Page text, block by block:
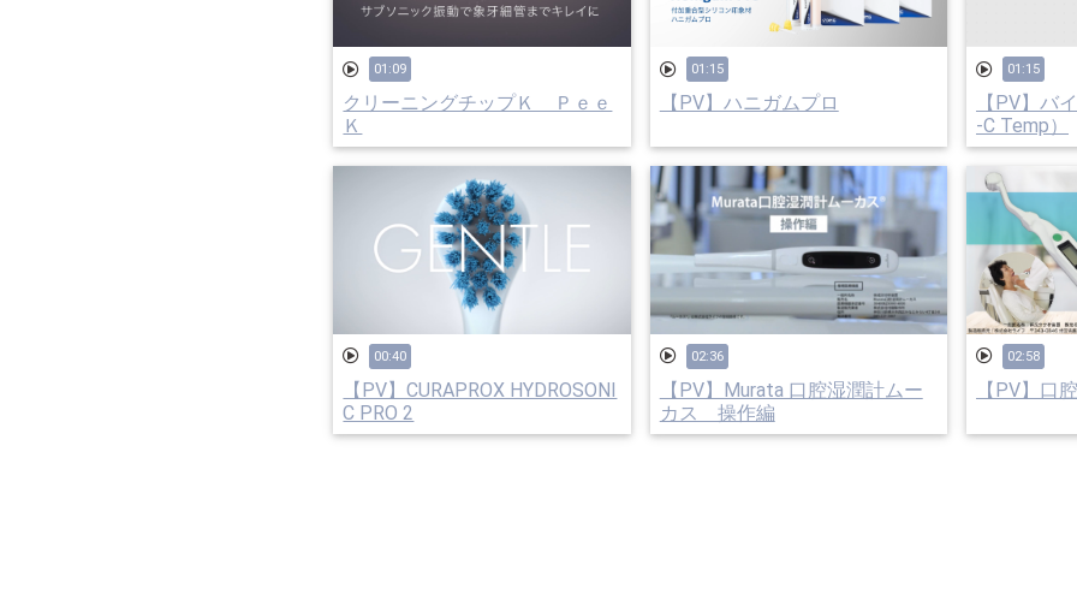
01:09
クリーニングチップＫ Ｐｅｅ
Ｋ
01:15
【PV】ハニガムプロ
01:15
【PV】バ
-C Temp）
00:40
【PV】CURAPROX HYDROSONI
C PRO 2
02:36
【PV】Murata 口腔湿潤計ムー
カス 操作編
02:58
【PV】口